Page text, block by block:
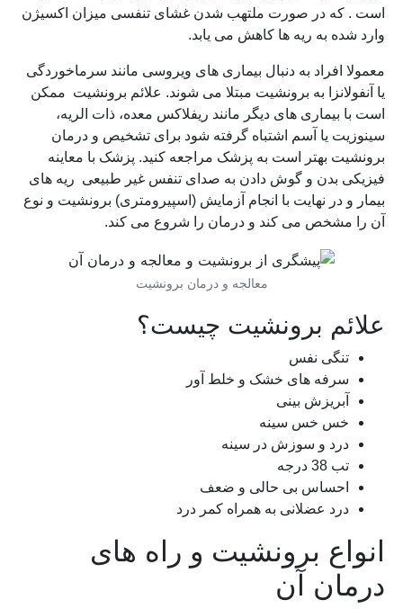
است . که در صورت ملتهب شدن غشای تنفسی میزان اکسیژن
وارد شده به ریه ها کاهش می یابد.
معمولا افراد به دنبال بیماری های ویروسی مانند سرماخوردگی
یا آنفولانزا به برونشیت مبتلا می شوند. علائم برونشیت ممکن
است با بیماری های دیگر مانند ریفلاکس معده، ذات الریه،
سینوزیت یا آسم اشتباه گرفته شود برای تشخیص و درمان
برونشیت بهتر است به پزشک مراجعه کنید. پزشک با معاینه
فیزیکی بدن و گوش دادن به صدای تنفس غیر طبیعی ریه های
بیمار و در نهایت با انجام آزمایش (اسپیرومتری) برونشیت و نوع
آن را مشخص می کند و درمان را شروع می کند.
معالجه و درمان برونشیت
علائم برونشیت چیست؟
تنگی نفس
سرفه های خشک و خلط آور
آبریزش بینی
خس خس سینه
درد و سوزش در سینه
تب 38 درجه
احساس بی حالی و ضعف
درد عضلانی به همراه کمر درد
انواع برونشیت و راه های
درمان آن